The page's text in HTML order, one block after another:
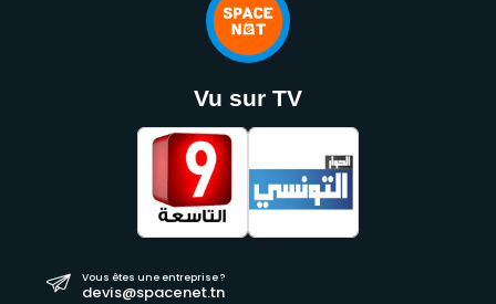
Vu sur TV
Vous êtes une entreprise ?
devis@spacenet.tn